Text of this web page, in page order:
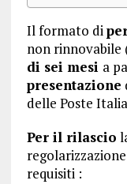
Il formato di
non rinnovabile
di sei mesi a
presentazione
delle Poste
Per il rilascio
requisiti :